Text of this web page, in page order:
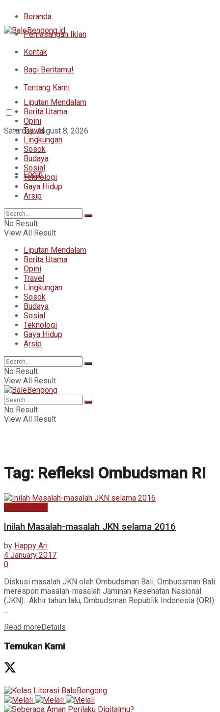
Beranda
Pemasangan Iklan
Kontak
Bagi Beritamu!
Tentang Kami
Saturday, August 8, 2026
Login
Liputan Mendalam
Berita Utama
Opini
Travel
Lingkungan
Sosok
Budaya
Sosial
Teknologi
Gaya Hidup
Arsip
No Result
View All Result
Liputan Mendalam
Berita Utama
Opini
Travel
Lingkungan
Sosok
Budaya
Sosial
Teknologi
Gaya Hidup
Arsip
No Result
View All Result
No Result
View All Result
Tag: Refleksi Ombudsman RI
Inilah Masalah-masalah JKN selama 2016
by Happy Ari
4 January 2017
0
Diskusi masalah JKN oleh Ombudsman Bali. Ombudsman Bali
merespon masalah-masalah Jaminan Kesehatan Nasional
(JKN). Akhir tahun lalu, Ombudsman Republik Indonesia (ORI)
...
Read more Details
Temukan Kami